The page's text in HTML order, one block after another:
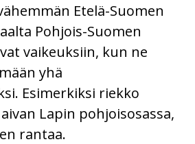
Etelä-Suomen
Pohjois-Suomen
vaikeuksiin, kun ne
yhä
Esimerkiksi riekko
Lapin pohjoisosassa,
rantaa.